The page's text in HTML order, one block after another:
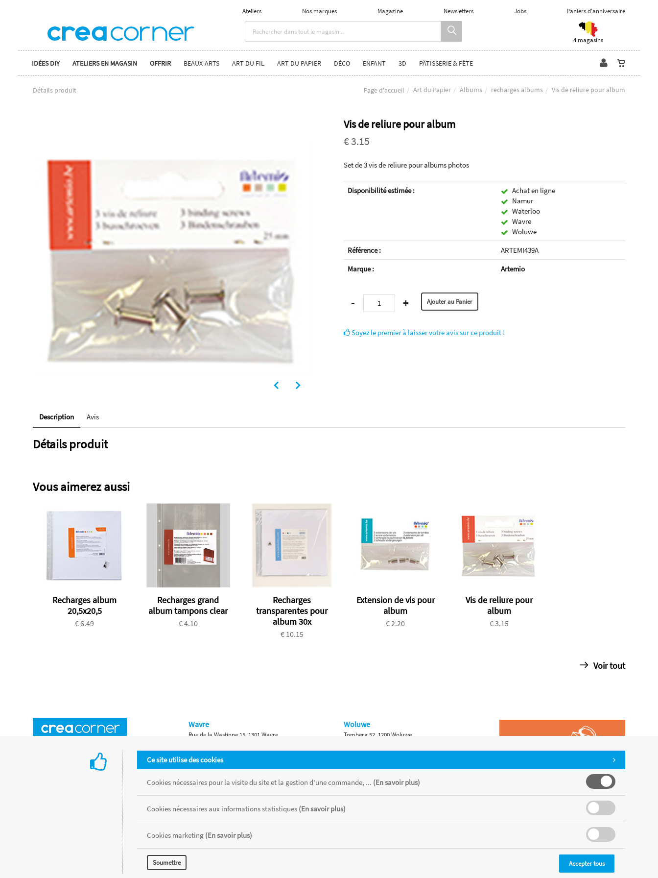
Ateliers Nos marques Magazine Newsletters Jobs Paniers d'anniversaire
4 magasins
IDÉES DIY ATELIERS EN MAGASIN OFFRIR BEAUX-ARTS ART DU FIL ART DU PAPIER DÉCO ENFANT 3D PÂTISSERIE & FÊTE
Détails produit Page d'accueil Art du Papier Albums recharges albums Vis de reliure pour album
Vis de reliure pour album
€ 3.15
Set de 3 vis de reliure pour albums photos
Disponibilité estimée :
Achat en ligne
Namur
Waterloo
Wavre
Woluwe
Référence :
ARTEMI439A
Marque :
Artemio
- +
Soyez le premier à laisser votre avis sur ce produit !
Description Avis
Détails produit
Vous aimerez aussi
Recharges album
20,5x20,5
€ 6.49
Recharges grand
album tampons clear
€ 4.10
Recharges
transparentes pour
album 30x
€ 10.15
Extension de vis pour
album
€ 2.20
Vis de reliure pour
album
€ 3.15
Voir tout
Ce site utilise des cookies
Cookies nécessaires pour la visite du site et la gestion d'une commande, ... (En savoir plus)
Cookies nécessaires aux informations statistiques (En savoir plus)
Cookies marketing (En savoir plus)
Soumettre Accepter tous
Wavre
Rue de la Wastinne 15, 1301 Wavre
Waterloo
Chaussée de Bruxelles 315, 1410 Waterloo
Woluwe
Tomberg 52, 1200 Woluwe
Namur
Tous les produits sont vendus dans la limite des stocks disponibles de chaque magasin, toutes taxes comprises.
CONDITIONS GÉNÉRALES RÉALISÉ AVEC MERCATOR